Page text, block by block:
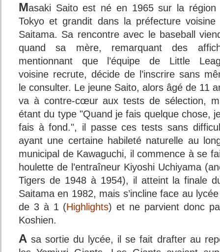
Masaki Saito est né en 1965 sur la région
Tokyo et grandit dans la préfecture voisine
Saitama. Sa rencontre avec le baseball
quand sa mère, remarquant des
mentionnant que l’équipe de Little
voisine recrute, décide de l’inscrire sans
le consulter. Le jeune Saito, alors âgé de 11
va à contre-cœur aux tests de sélection,
étant du type "Quand je fais quelque chose,
fais à fond.", il passe ces tests sans
ayant une certaine habileté naturelle au
municipal de Kawaguchi, il commence à se
houlette de l’entraîneur Kiyoshi Uchiyama
Tigers de 1948 à 1954), il atteint la finale
Saitama en 1982, mais s’incline face au
de 3 à 1 (Highlights) et ne parvient donc
Koshien.
A sa sortie du lycée, il se fait drafter au